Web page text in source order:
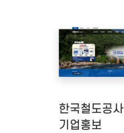
한국철도공사
기업홍보